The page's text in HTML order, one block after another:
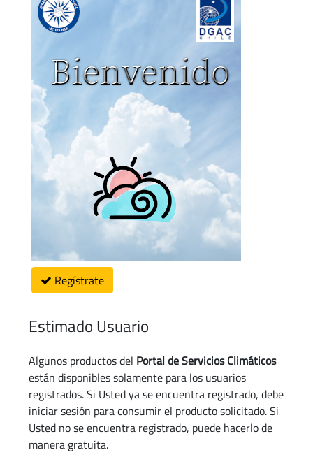
Regístrate
Estimado Usuario
Algunos productos del Portal de Servicios Climáticos
están disponibles solamente para los usuarios
registrados. Si Usted ya se encuentra registrado, debe
iniciar sesión para consumir el producto solicitado. Si
Usted no se encuentra registrado, puede hacerlo de
manera gratuita.